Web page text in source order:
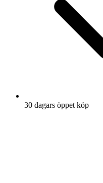
30 dagars öppet köp